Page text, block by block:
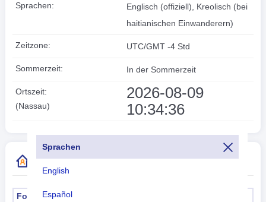
Sprachen
English
Español
Sprachen:
Englisch (offiziell), Kreolisch (bei
haitianischen Einwanderern)
Zeitzone: UTC/GMT -4 Std
Sommerzeit: In der Sommerzeit
Ortszeit:
(Nassau)
2026-08-09
10:34:36
Weitere Informationen zum Ländercode
Formeller Name